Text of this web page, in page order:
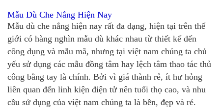
Mẫu Dù Che Nắng Hiện Nay
Mẫu dù che nắng hiện nay rất đa dạng, hiện tại trên thế
giới có hàng nghìn mẫu dù khác nhau từ thiết kế đến
công dụng và mẫu mã, nhưng tại việt nam chúng ta chủ
yếu sử dụng các mẫu đồng tâm hay lệch tâm thao tác thủ
công bằng tay là chính. Bởi vì giá thành rẻ, ít hư hỏng
liên quan đến linh kiện điện tử nên tuổi thọ cao, và nhu
cầu sử dụng của việt nam chúng ta là bền, đẹp và rẻ.